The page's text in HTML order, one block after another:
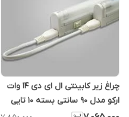
چراغ زیر کابینتی ال ای دی 14 وات
ارکو مدل 90 سانتی بسته 10 تایی